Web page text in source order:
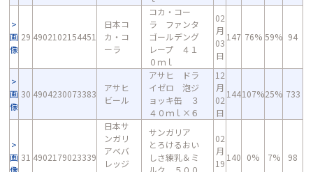
画
像
29 4902102154451
日本コ
カ・コ
ーラ
コカ・コー
ラ ファンタ
ゴールデング
レープ ４１
０ｍｌ
02
月
03
日
147 76% 59% 94
画
像
30 4904230073383
アサヒ
ビール
アサヒ ドラ
イゼロ 泡ジ
ョッキ缶 ３
４０ｍｌ×６
12
月
02
日
144107%25% 733
画
像
31 4902179023339
日本サ
ンガリ
アベバ
レッジ
サンガリア
とろけるおい
しさ練乳＆ミ
ルク ５００
02
月
19
140 0% 7% 98